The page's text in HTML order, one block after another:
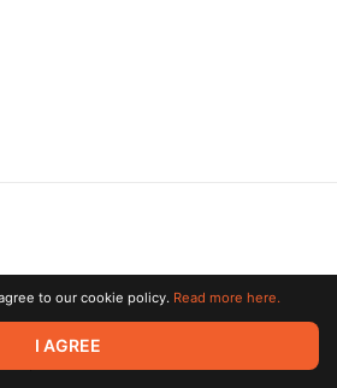
All rights reserved. All trademarks
owners.
to our cookie policy. Read more here.
I AGREE